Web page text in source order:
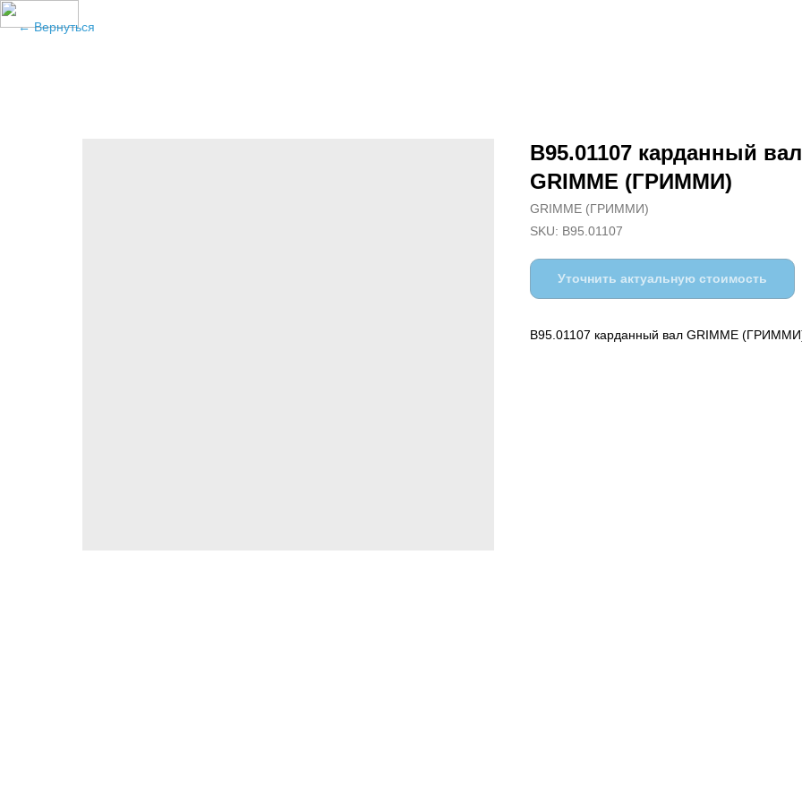
Вернуться
B95.01107 карданный вал
GRIMME (ГРИММИ)
GRIMME (ГРИММИ)
SKU: B95.01107
Уточнить актуальную стоимость
B95.01107 карданный вал GRIMME